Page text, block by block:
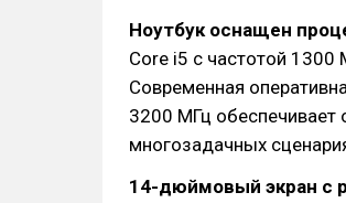
Ноутбук оснащен
Core i5 с частотой 1300
Современная
3200 МГц обеспечивает
многозадачных
14-дюймовый экран с